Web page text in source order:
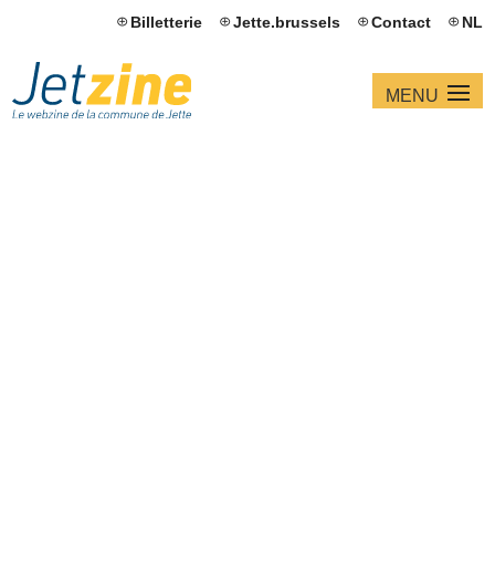
Billetterie Jette.brussels Contact NL